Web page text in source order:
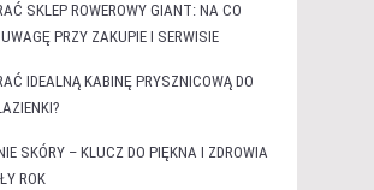
SKLEP ROWEROWY GIANT: NA CO
PRZY ZAKUPIE I SERWISIE
IDEALNĄ KABINĘ PRYSZNICOWĄ DO
SKÓRY – KLUCZ DO PIĘKNA I ZDROWIA
ROK